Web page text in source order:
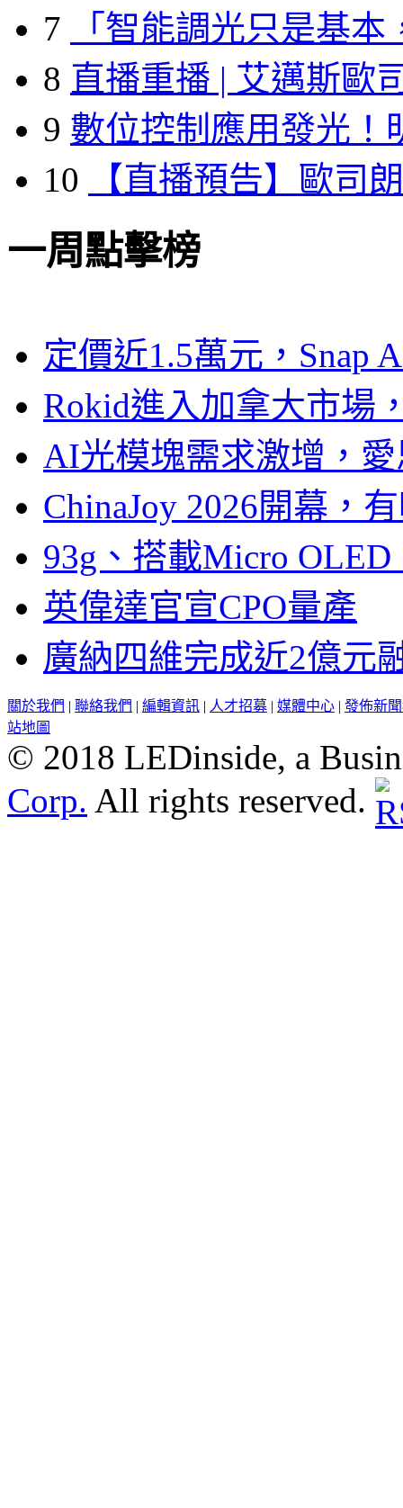
7
「智能調光只是基本
8 直播重播 | 艾邁斯歐
9 數位控制應用發光！
10
【直播預告】歐司
一周點擊榜
定價近1.5萬元，Snap
Rokid進入加拿大市場
AI光模塊需求激增，
ChinaJoy 2026開幕，
93g、搭載Micro
英偉達官宣CPO量產
廣納四維完成近2億元
關於我們 | 聯絡我們 | 編輯資訊 | 人才招募 | 媒體中心 | 發佈新
站地圖
© 2018 LEDinside, a
Corp. All rights reserved.